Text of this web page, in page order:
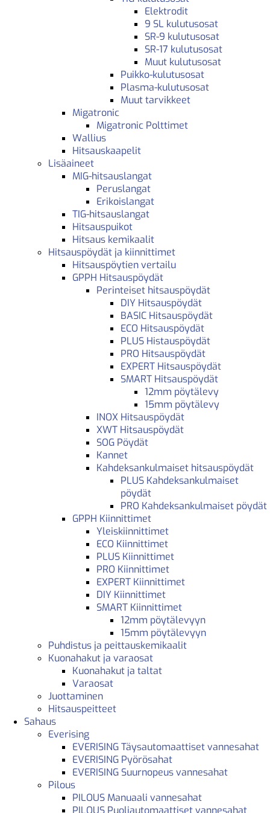
Elektrodit
9 SL kulutusosat
SR-9 kulutusosat
SR-17 kulutusosat
Muut kulutusosat
Puikko-kulutusosat
Plasma-kulutusosat
Muut tarvikkeet
Migatronic
Migatronic Polttimet
Wallius
Hitsauskaapelit
Lisäaineet
MIG-hitsauslangat
Peruslangat
Erikoislangat
TIG-hitsauslangat
Hitsauspuikot
Hitsaus kemikaalit
Hitsauspöydät ja kiinnittimet
Hitsauspöytien vertailu
GPPH Hitsauspöydät
Perinteiset hitsauspöydät
DIY Hitsauspöydät
BASIC Hitsauspöydät
ECO Hitsauspöydät
PLUS Histauspöydät
PRO Hitsauspöydät
EXPERT Hitsauspöydät
SMART Hitsauspöydät
12mm pöytälevy
15mm pöytälevy
INOX Hitsauspöydät
XWT Hitsauspöydät
SOG Pöydät
Kannet
Kahdeksankulmaiset hitsauspöydät
PLUS Kahdeksankulmaiset
pöydät
PRO Kahdeksankulmaiset pöydät
GPPH Kiinnittimet
Yleiskiinnittimet
ECO Kiinnittimet
PLUS Kiinnittimet
PRO Kiinnittimet
EXPERT Kiinnittimet
DIY Kiinnittimet
SMART Kiinnittimet
12mm pöytälevyyn
15mm pöytälevyyn
Puhdistus ja peittauskemikaalit
Kuonahakut ja varaosat
Kuonahakut ja taltat
Varaosat
Juottaminen
Hitsauspeitteet
Sahaus
Everising
EVERISING Täysautomaattiset vannesahat
EVERISING Pyörösahat
EVERISING Suurnopeus vannesahat
Pilous
PILOUS Manuaali vannesahat
PILOUS Puoliautomaattiset vannesahat